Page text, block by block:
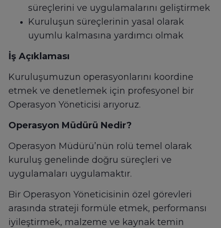
süreçlerini ve uygulamalarını geliştirmek
Kuruluşun süreçlerinin yasal olarak
uyumlu kalmasına yardımcı olmak
İş Açıklaması
Kuruluşumuzun operasyonlarını koordine
etmek ve denetlemek için profesyonel bir
Operasyon Yöneticisi arıyoruz.
Operasyon Müdürü Nedir?
Operasyon Müdürü’nün rolü temel olarak
kuruluş genelinde doğru süreçleri ve
uygulamaları uygulamaktır.
Bir Operasyon Yöneticisinin özel görevleri
arasında strateji formüle etmek, performansı
iyileştirmek, malzeme ve kaynak temin